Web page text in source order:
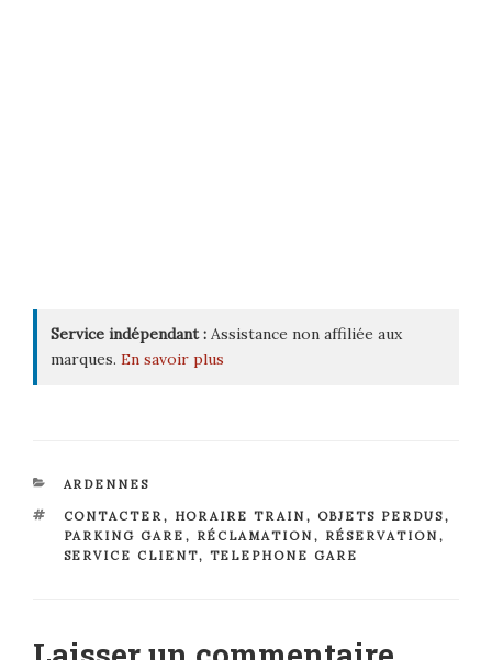
Service indépendant : Assistance non affiliée aux
marques. En savoir plus
CATÉGORIES
ARDENNES
ÉTIQUETTES
CONTACTER, HORAIRE TRAIN , OBJETS PERDUS,
PARKING GARE , RÉCLAMATION , RÉSERVATION ,
SERVICE CLIENT, TELEPHONE GARE